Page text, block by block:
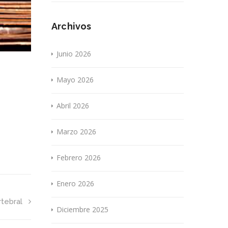
Archivos
Junio 2026
Mayo 2026
Abril 2026
Marzo 2026
Febrero 2026
Enero 2026
Diciembre 2025